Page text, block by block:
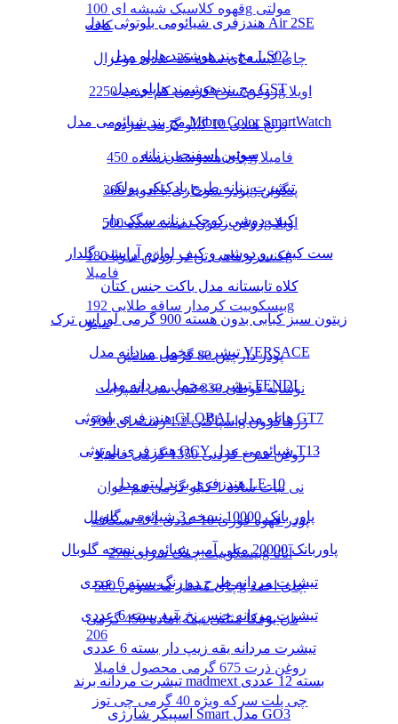
قهوه کلاسیک شیشه ای 100g مولتی
کافه
چای کیسه ای ساده 25 عددی دوغزال
روغن سرخ کردنی کم جذب 2250g اویلا
برنج هندی 10 کیلو گرمی مژده
چای هندوستان ساده 450g فامیلا
پودر سوخاری با ادویه 300g پنگوئن
روغن زیتون تصفیه شده 500g اویلا
کنسرو ماهی تن در روغن سویا 180g
فامیلا
بیسکوییت کرمدار ساقه طلایی 192g
مینو
پودر دارچین 80 گرمی سانتین
نوشابه قوطی 330 سی سی اسپرایت
اسپاگتی 1.2 رشته ای 700g زرماکرون
روغن سرخ کردنی 1350 گرمی فامیلا
نی نبات ساده 1 کیلو گرمی هم خوان
پودر قهوه فوری 10 عددی 1*3 نسکافه
بیسکوییت چمک سرای 276g آناتا
چای معطر مخصوص 500g چای احمد
نان یوفکا مثلثی نیمه آماده 450 گرمی
206
روغن ذرت 675 گرمی محصول فامیلا
چی پلت سرکه ویژه 40 گرمی چی توز
هندزفری شیائومی بلوتوثی مدل Air 2SE
مچ بند هوشمند هایلو مدل LS02
مچ بند هوشمند هایلو مدل GST
مچ بند شیائومی مدل Mibro Color SmartWatch
سوتین اسفنجی زنانه
تیشرت زنانه طرح بادکنکی پولکی
کیف دوشی کوچک زنانه سگک دار
ست کیف رو دوشی و کیف لوازم آرایشی گلدار
کلاه تابستانه مدل باکت جنس کتان
زیتون سبز کبابی بدون هسته 900 گرمی لوراس ترک
تیشرت مخمل مردانه مدل VERSACE
تیشرت مخمل مردانه مدل FENDI
هندزفری بلوتوثی GLOBAL هایلو مدل GT7
هندزفری بلوتوثی QCY شیائومی مدل T13
هندزفری برند لیتو مدل LE-10
پاور بانک 10000 نسخه 3 شیائومی گلوبال
پاوربانک 20000 میلی آمپر شیائومی نسخه گلوبال
تیشرت مردانه طرح دو رنگ بسته 6 عددی
تیشرت مردانه جنس نخ پنبه بسته 6 عددی
تیشرت مردانه یقه زیپ دار بسته 6 عددی
تیشرت مردانه برند madmext بسته 12 عددی
اسپیکر شارژی Smart مدل GO3